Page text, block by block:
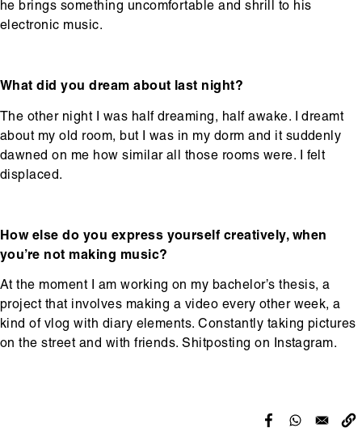
he brings something uncomfortable and shrill to his
electronic music.
What did you dream about last night?
The other night I was half dreaming, half awake. I dreamt
about my old room, but I was in my dorm and it suddenly
dawned on me how similar all those rooms were. I felt
displaced.
How else do you express yourself creatively, when
you’re not making music?
At the moment I am working on my bachelor’s thesis, a
project that involves making a video every other week, a
kind of vlog with diary elements. Constantly taking pictures
on the street and with friends. Shitposting on Instagram.